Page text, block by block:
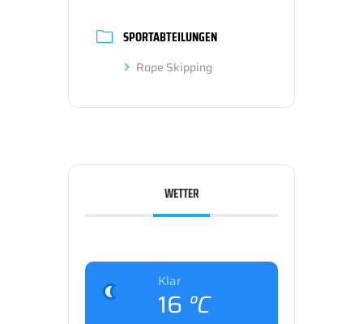
SPORTABTEILUNGEN
Rope Skipping
WETTER
Klar
16 °C